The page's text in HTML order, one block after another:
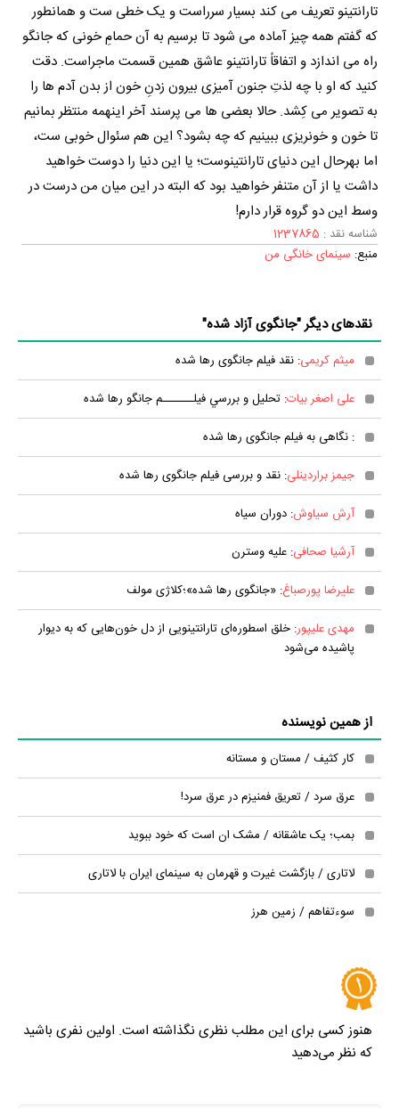
تارانتینو تعریف می کند بسیار سرراست و یک خطی ست و همانطور
که گفتم همه چیز آماده می شود تا برسیم به آن حمامِ خونی که جانگو
راه می اندازد و اتفاقاً تارانتینو عاشق همین قسمت ماجراست. دقت
کنید که او با چه لذتِ جنون آمیزی بیرون زدنِ خون از بدن آدم ها را
به تصویر می کِشد. حالا بعضی ها می پرسند آخر اینهمه منتظر بمانیم
تا خون و خونریزی ببینیم که چه بشود؟ این هم سئوال خوبی ست،
اما بهرحال این دنیای تارانتینوست؛ یا این دنیا را دوست خواهید
داشت یا از آن متنفر خواهید بود که البته در این میان من درست در
وسط این دو گروه قرار دارم!
شناسه نقد : 1237865
منبع: سینمای خانگی من
نقدهای دیگر "جانگوی آزاد شده"
میثم کریمی: نقد فیلم جانگوی رها شده
علی اصغر بیات: تحليل و بررسي فيلـــــــم جانگو رها شده
: نگاهی به فیلم جانگوی رها شده
جیمز براردینلی: نقد و بررسی فیلم جانگوی رها شده
آرش سیاوش: دوران سیاه
آرشیا صحافی: علیه وسترن
علیرضا پورصباغ: «جانگوی رها شده»؛کلاژی مولف
مهدی علیپور: خلق اسطوره‌ای تارانتینویی از دل خون‌هایی که به دیوار
پاشیده می‌شود
از همین نویسنده
کار کثیف / مستان و مستانه
عرق سرد / تعریق فمنیزم در عرق سرد!
بمب؛ یک عاشقانه / مشک ان است که خود ببوید
لاتاری / بازگشت غیرت و قهرمان به سینمای ایران با لاتاری
سوءتفاهم / زمین هرز
هنوز کسی برای این مطلب نظری نگذاشته است. اولین نفری باشید
که نظر می‌دهید